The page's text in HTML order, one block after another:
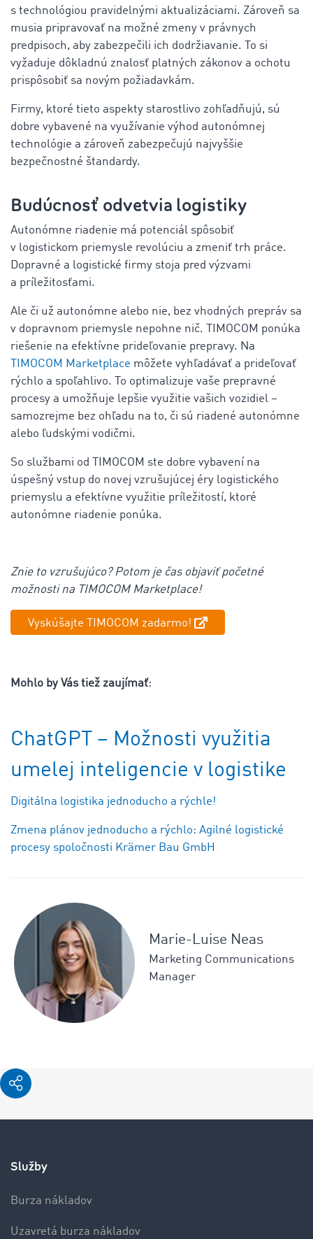
s technológiou pravidelnými aktualizáciami. Zároveň sa
musia pripravovať na možné zmeny v právnych
predpisoch, aby zabezpečili ich dodržiavanie. To si
vyžaduje dôkladnú znalosť platných zákonov a ochotu
prispôsobiť sa novým požiadavkám.
Firmy, ktoré tieto aspekty starostlivo zohľadňujú, sú
dobre vybavené na využívanie výhod autonómnej
technológie a zároveň zabezpečujú najvyššie
bezpečnostné štandardy.
Budúcnosť odvetvia logistiky
Autonómne riadenie má potenciál spôsobiť
v logistickom priemysle revolúciu a zmeniť trh práce.
Dopravné a logistické firmy stoja pred výzvami
a príležitosťami.
Ale či už autonómne alebo nie, bez vhodných prepráv sa
v dopravnom priemysle nepohne nič. TIMOCOM ponúka
riešenie na efektívne prideľovanie prepravy. Na
TIMOCOM Marketplace môžete vyhľadávať a prideľovať
rýchlo a spoľahlivo. To optimalizuje vaše prepravné
procesy a umožňuje lepšie využitie vašich vozidiel –
samozrejme bez ohľadu na to, či sú riadené autonómne
alebo ľudskými vodičmi.
So službami od TIMOCOM ste dobre vybavení na
úspešný vstup do novej vzrušujúcej éry logistického
priemyslu a efektívne využitie príležitostí, ktoré
autonómne riadenie ponúka.
Znie to vzrušujúco? Potom je čas objaviť početné
možnosti na TIMOCOM Marketplace!
Vyskúšajte TIMOCOM zadarmo!
Mohlo by Vás tiež zaujímať:
ChatGPT – Možnosti využitia
umelej inteligencie v logistike
Digitálna logistika jednoducho a rýchle!
Zmena plánov jednoducho a rýchlo: Agilné logistické
procesy spoločnosti Krämer Bau GmbH
Marie-Luise Neas
Marketing Communications
Manager
Služby
Burza nákladov
Uzavretá burza nákladov